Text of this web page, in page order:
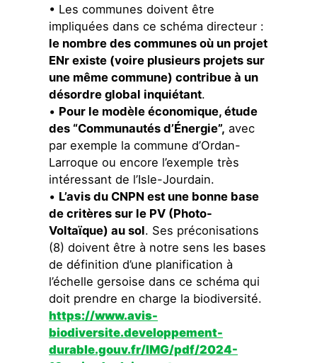
• Les communes doivent être
impliquées dans ce schéma directeur :
le nombre des communes où un projet
ENr existe (voire plusieurs projets sur
une même commune) contribue à un
désordre global inquiétant.
• Pour le modèle économique, étude
des “Communautés d’Énergie”, avec
par exemple la commune d’Ordan-
Larroque ou encore l’exemple très
intéressant de l’Isle-Jourdain.
• L’avis du CNPN est une bonne base
de critères sur le PV (Photo-
Voltaïque) au sol. Ses préconisations
(8) doivent être à notre sens les bases
de définition d’une planification à
l’échelle gersoise dans ce schéma qui
doit prendre en charge la biodiversité.
https://www.avis-
biodiversite.developpement-
durable.gouv.fr/IMG/pdf/2024-